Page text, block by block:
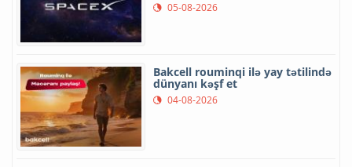
05-08-2026
Bakcell rouminqi ilə yay tətilində
dünyanı kəşf et
04-08-2026